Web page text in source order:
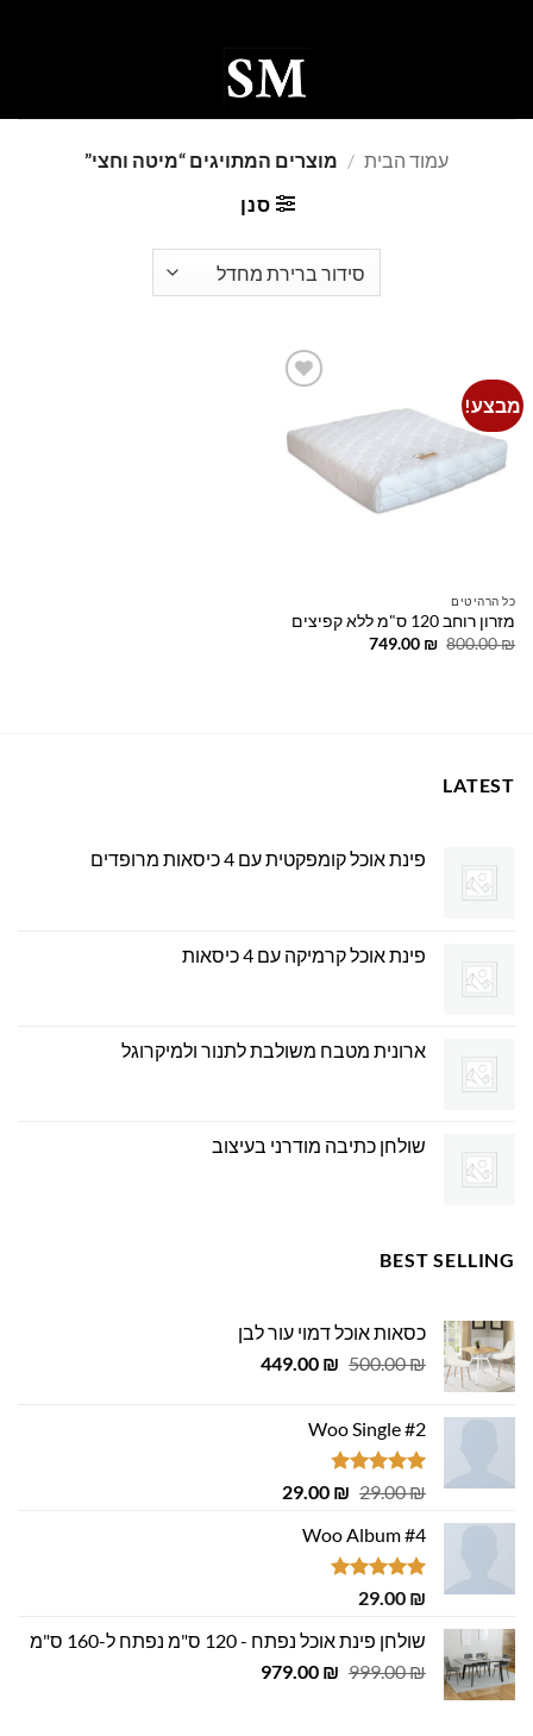
עמוד הבית / מוצרים המתויגים “מיטה וחצי”
סנן
מבצע!
כל הרהיטים
מזרון רוחב 120 ס"מ ללא קפיצים
800.00₪
המחיר
749.00 ₪
המחיר
LATEST
פינת אוכל קומפקטית עם 4 כיסאות מרופדים
פינת אוכל קרמיקה עם 4 כיסאות
ארונית מטבח משולבת לתנור ולמיקרוגל
שולחן כתיבה מודרני בעיצוב
BEST SELLING
כסאות אוכל דמוי עור לבן
500.00₪
המחיר
500.00 ₪.
449.00 ₪
המחיר
Woo Single #2
דורג4.75
29.00₪
המחיר
היה:
29.00 ₪.
29.00 ₪
המחיר
Woo Album #4
דורג5.00
29.00 ₪
שולחן פינת אוכל נפתח - 120 ס"מ נפתח ל-160 ס"מ
999.00₪
המחיר
979.00 ₪
המחיר